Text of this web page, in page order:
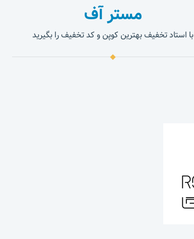
مستر آف
با استاد تخفیف بهترین کوپن و کد تخفیف را بگیرید